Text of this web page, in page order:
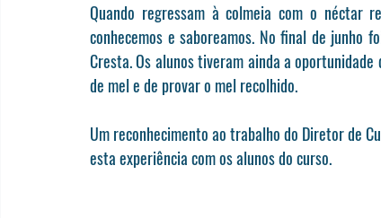
Quando regressam à colmeia com o néctar
conhecemos e saboreamos. No final de junho
Cresta. Os alunos tiveram ainda a
de mel e de provar o mel recolhido.
Um reconhecimento ao trabalho do Diretor de
esta experiência com os alunos do curso.